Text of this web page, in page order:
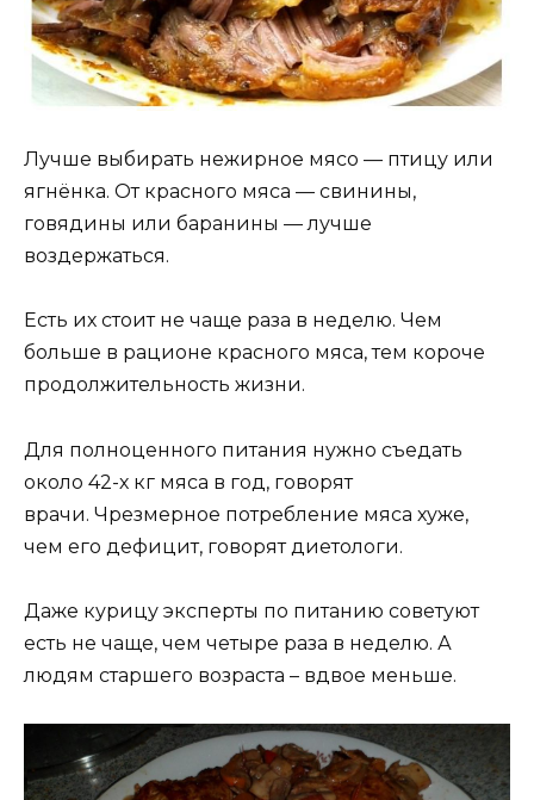
Лучше выбирать нежирное мясо — птицу или
ягнёнка. От красного мяса — свинины,
говядины или баранины — лучше
воздержаться.
Есть их стоит не чаще раза в неделю. Чем
больше в рационе красного мяса, тем короче
продолжительность жизни.
Для полноценного питания нужно съедать
около 42-х кг мяса в год, говорят
врачи. Чрезмерное потребление мяса хуже,
чем его дефицит, говорят диетологи.
Даже курицу эксперты по питанию советуют
есть не чаще, чем четыре раза в неделю. А
людям старшего возраста – вдвое меньше.